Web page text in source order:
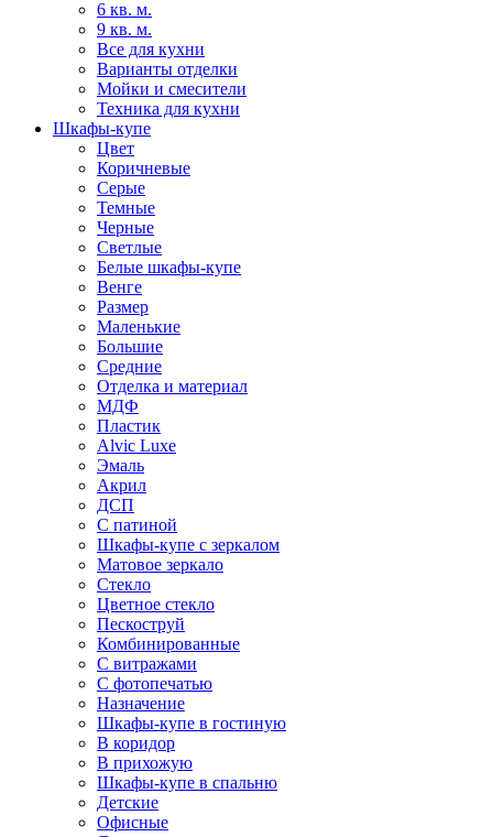
6 кв. м.
9 кв. м.
Все для кухни
Варианты отделки
Мойки и смесители
Техника для кухни
Шкафы-купе
Цвет
Коричневые
Серые
Темные
Черные
Светлые
Белые шкафы-купе
Венге
Размер
Маленькие
Большие
Средние
Отделка и материал
МДФ
Пластик
Alvic Luxe
Эмаль
Акрил
ДСП
С патиной
Шкафы-купе с зеркалом
Матовое зеркало
Стекло
Цветное стекло
Пескоструй
Комбинированные
С витражами
С фотопечатью
Назначение
Шкафы-купе в гостиную
В коридор
В прихожую
Шкафы-купе в спальню
Детские
Офисные